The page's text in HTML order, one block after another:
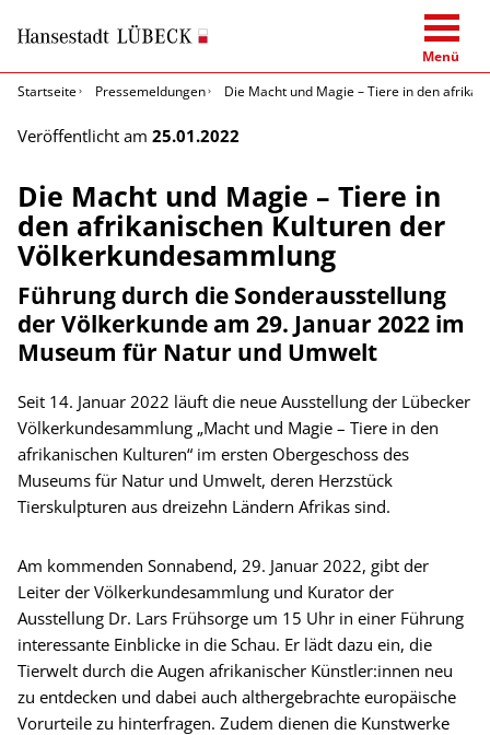
Menü
Startseite
Pressemeldungen Die Macht und Magie – Tiere in den
Veröffentlicht am 25.01.2022
Die Macht und Magie – Tiere in
den afrikanischen Kulturen der
Völkerkundesammlung
Führung durch die Sonderausstellung
der Völkerkunde am 29. Januar 2022 im
Museum für Natur und Umwelt
Seit 14. Januar 2022 läuft die neue Ausstellung der Lübecker
Völkerkundesammlung „Macht und Magie – Tiere in den
afrikanischen Kulturen“ im ersten Obergeschoss des
Museums für Natur und Umwelt, deren Herzstück
Tierskulpturen aus dreizehn Ländern Afrikas sind.
Am kommenden Sonnabend, 29. Januar 2022, gibt der
Leiter der Völkerkundesammlung und Kurator der
Ausstellung Dr. Lars Frühsorge um 15 Uhr in einer Führung
interessante Einblicke in die Schau. Er lädt dazu ein, die
Tierwelt durch die Augen afrikanischer Künstler:innen neu
zu entdecken und dabei auch althergebrachte europäische
Vorurteile zu hinterfragen. Zudem dienen die Kunstwerke